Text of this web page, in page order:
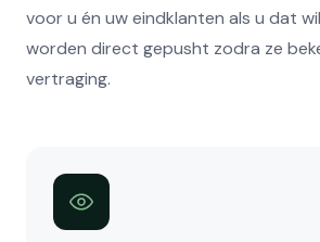
voor u én uw eindklanten als u dat
worden direct gepusht zodra ze
vertraging.